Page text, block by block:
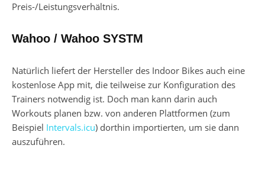
Preis-/Leistungsverhältnis.
Wahoo / Wahoo SYSTM
Natürlich liefert der Hersteller des Indoor Bikes auch eine
kostenlose App mit, die teilweise zur Konfiguration des
Trainers notwendig ist. Doch man kann darin auch
Workouts planen bzw. von anderen Plattformen (zum
Beispiel Intervals.icu) dorthin importierten, um sie dann
auszuführen.